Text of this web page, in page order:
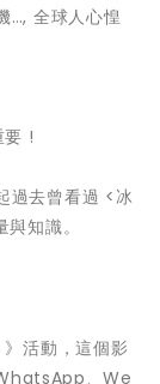
…, 全球人心惶
要 !
過去曾看過 <冰
知識。
活動，這個影
、We